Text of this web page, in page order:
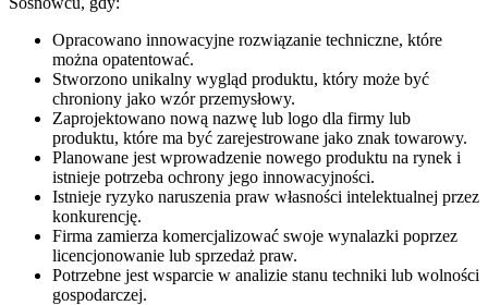
Opracowano innowacyjne rozwiązanie techniczne, które
można opatentować.
Stworzono unikalny wygląd produktu, który może być
chroniony jako wzór przemysłowy.
Zaprojektowano nową nazwę lub logo dla firmy lub
produktu, które ma być zarejestrowane jako znak towarowy.
Planowane jest wprowadzenie nowego produktu na rynek i
istnieje potrzeba ochrony jego innowacyjności.
Istnieje ryzyko naruszenia praw własności intelektualnej przez
konkurencję.
Firma zamierza komercjalizować swoje wynalazki poprzez
licencjonowanie lub sprzedaż praw.
Potrzebne jest wsparcie w analizie stanu techniki lub wolności
gospodarczej.